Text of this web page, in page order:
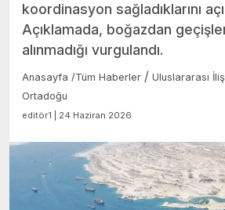
koordinasyon sağladıklarını
Açıklamada, boğazdan
alınmadığı vurgulandı.
Anasayfa /Tüm Haberler / Uluslararası
Ortadoğu
editör1 | 24 Haziran 2026